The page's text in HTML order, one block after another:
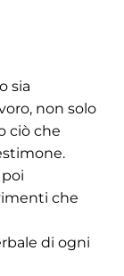
sia
non solo
ciò che
che
di ogni